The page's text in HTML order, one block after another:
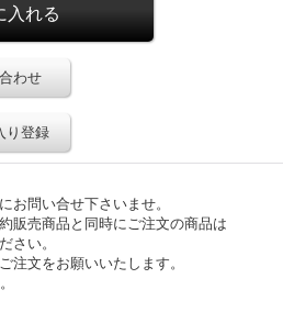
わせ
り登録
お問い合せ下さいませ。
販売商品と同時にご注文の商品は
さい。
注文をお願いいたします。